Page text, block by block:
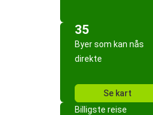
35
Byer som kan nås
direkte
Se kart
Billigste reise